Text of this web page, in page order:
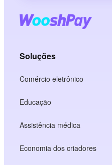
Soluções
Comércio eletrônico
Educação
Assistência médica
Economia dos criadores